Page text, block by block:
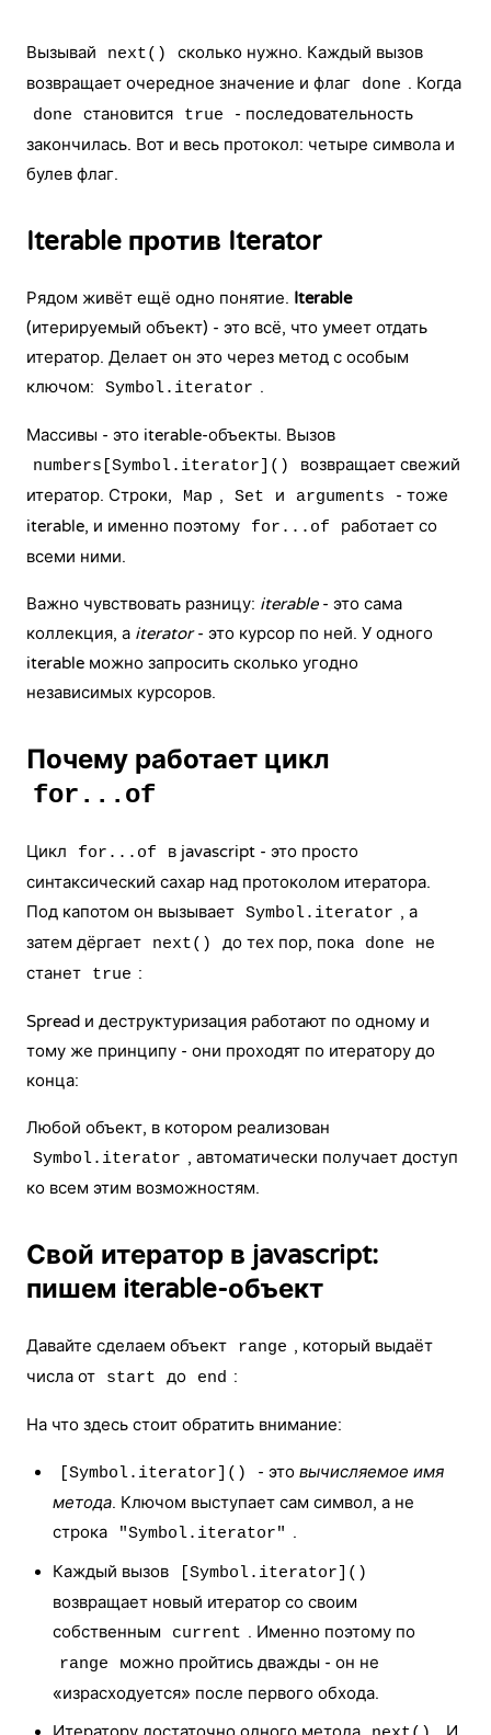
Вызывай next()
сколько нужно. Каждый вызов
возвращает очередное значение и флаг
done . Когда
done становится true
- последовательность
закончилась. Вот и весь протокол: четыре символа и
булев флаг.
Iterable против Iterator
Рядом живёт ещё одно понятие. Iterable
(итерируемый объект) - это всё, что умеет отдать
итератор. Делает он это через метод с особым
ключом:
Symbol.iterator .
Массивы - это iterable-объекты. Вызов
numbers[Symbol.iterator]()
возвращает свежий
итератор. Строки,
Map , Set и arguments
- тоже
iterable, и именно поэтому
for...of
работает со
всеми ними.
Важно чувствовать разницу: iterable- это сама
коллекция, а iterator- это курсор по ней. У одного
iterable можно запросить сколько угодно
независимых курсоров.
Почему работает цикл
for...of
Цикл for...of
в javascript - это просто
синтаксический сахар над протоколом итератора.
Под капотом он вызывает Symbol.iterator , а
затем дёргает
next() до тех пор, пока done
не
станет
true :
Spread и деструктуризация работают по одному и
тому же принципу - они проходят по итератору до
конца:
Любой объект, в котором реализован
Symbol.iterator , автоматически получает доступ
ко всем этим возможностям.
Свой итератор в javascript:
пишем iterable-объект
Давайте сделаем объект range , который выдаёт
числа от
start до end :
На что здесь стоит обратить внимание:
[Symbol.iterator]() - это вычисляемое имя
метода. Ключом выступает сам символ, а не
строка
"Symbol.iterator" .
Каждый вызов
[Symbol.iterator]()
возвращает новый итератор со своим
собственным
current . Именно поэтому по
range
можно пройтись дважды - он не
«израсходуется» после первого обхода.